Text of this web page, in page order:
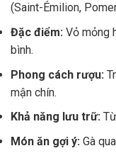
(Saint-Émilion,
Đặc điểm: Vỏ mỏng
bình.
Phong cách rượu:
mận chín.
Khả năng lưu trữ:
Món ăn gợi ý: Gà